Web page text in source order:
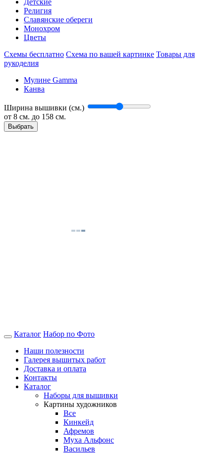
Детские
Религия
Славянские обереги
Монохром
Цветы
Схемы бесплатно Схема по вашей картинке Товары для
рукоделия
Мулине Gamma
Канва
Ширина вышивки (см.)
от 8 см. до 158 см.
Выбрать
Каталог Набор по Фото
Наши полезности
Галерея вышитых работ
Доставка и оплата
Контакты
Каталог
Наборы для вышивки
Картины художников
Все
Кинкейд
Афремов
Муха Альфонс
Васильев